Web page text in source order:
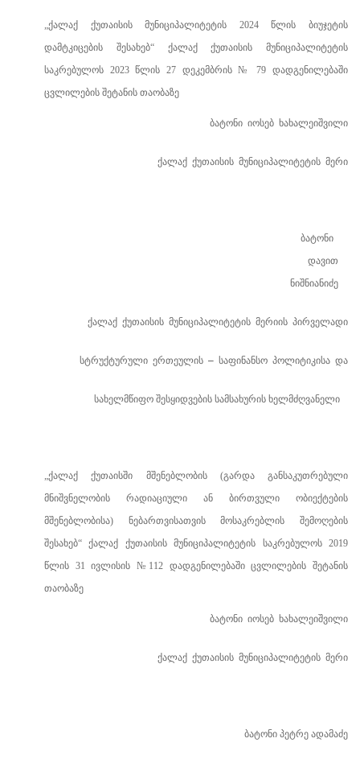
„ქალაქ ქუთაისის მუნიციპალიტეტის 2024წლის
ბიუჯეტის
დამტკიცების
შესახებ“ ქალაქ ქუთაისის
მუნიციპალიტეტის
საკრებულოს 2023წლის 27 დეკემბრის№ 79 დადგენილებაში
ცვლილების შეტანის თაობაზე
ბატონი იოსებ ხახალეიშვილი
ქალაქ ქუთაისის მუნიციპალიტეტის მერი
ბატონი
დავით
ნიშნიანიძე
ქალაქ ქუთაისის მუნიციპალიტეტის მერიის პირველადი
სტრუქტურული ერთეულის – საფინანსო პოლიტიკისა და
სახელმწიფო შესყიდვების სამსახურის ხელმძღვანელი
„ქალაქ
ქუთაისში მშენებლობის (გარდა განსაკუთრებული
მნიშვნელობის რადიაციული ან ბირთვული ობიექტების
მშენებლობისა) ნებართვისათვის მოსაკრებლის შემოღების
შესახებ“ქალაქ ქუთაისის მუნიციპალიტეტის საკრებულოს2019
წლის 31 ივლისის № 112 დადგენილებაში ცვლილების შეტანის
თაობაზე
ბატონი იოსებ ხახალეიშვილი
ქალაქ ქუთაისის მუნიციპალიტეტის მერი
ბატონი პეტრე ადამაძე